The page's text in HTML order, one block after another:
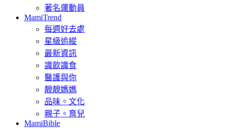
著名運動員
MamiTrend
每週好去處
星級追縱
最新資訊
識飲識食
醫護與你
靚靚媽媽
品味。文化
親子。育兒
MamiBible